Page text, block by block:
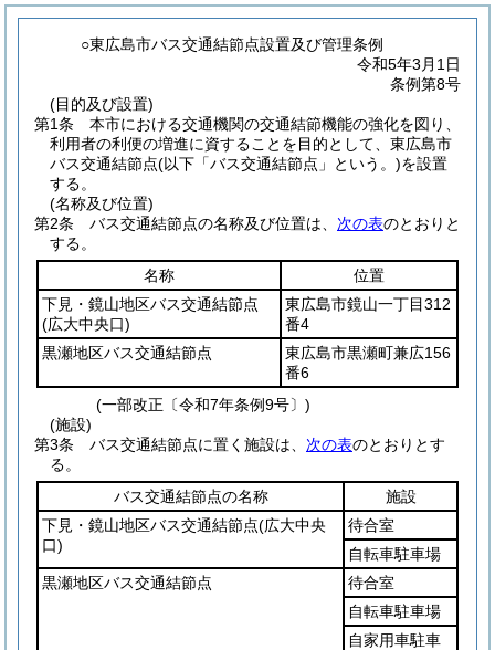
○東広島市バス交通結節点設置及び管理条例
令和5年3月1日
条例第8号
(目的及び設置)
第1条
本市における交通機関の交通結節機能の強化を図り、
利用者の利便の増進に資することを目的として、東広島市
バス交通結節点(以下「バス交通結節点」という。)を設置
する。
(名称及び位置)
第2条
バス交通結節点の名称及び位置は、 次の表のとおりと
する。
名称
位置
下見・鏡山地区バス交通結節点
(広大中央口)
東広島市鏡山一丁目312
番4
黒瀬地区バス交通結節点
東広島市黒瀬町兼広156
番6
(一部改正〔令和7年条例9号〕)
(施設)
第3条
バス交通結節点に置く施設は、 次の表のとおりとす
る。
バス交通結節点の名称
施設
下見・鏡山地区バス交通結節点(広大中央
口)
待合室
自転車駐車場
黒瀬地区バス交通結節点
待合室
自転車駐車場
自家用車駐車